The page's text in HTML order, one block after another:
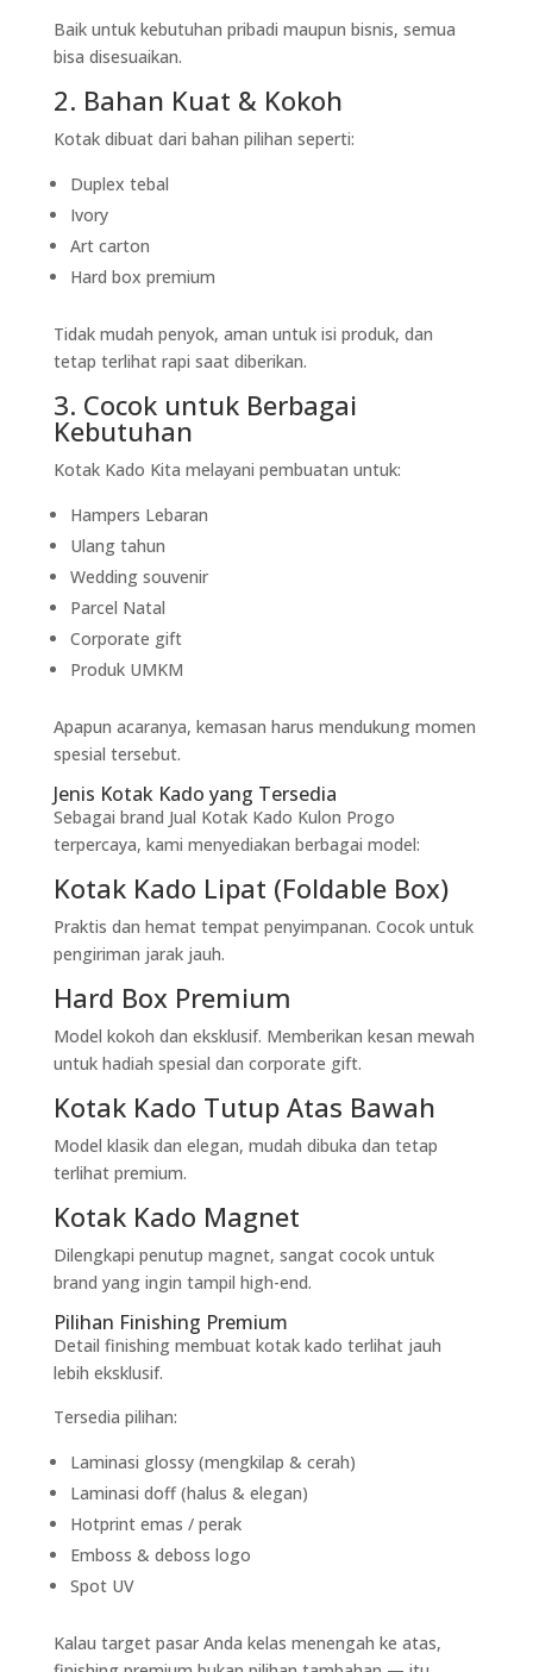
Baik untuk kebutuhan pribadi maupun bisnis, semua
bisa disesuaikan.
2. Bahan Kuat & Kokoh
Kotak dibuat dari bahan pilihan seperti:
Duplex tebal
Ivory
Art carton
Hard box premium
Tidak mudah penyok, aman untuk isi produk, dan
tetap terlihat rapi saat diberikan.
3. Cocok untuk Berbagai
Kebutuhan
Kotak Kado Kita melayani pembuatan untuk:
Hampers Lebaran
Ulang tahun
Wedding souvenir
Parcel Natal
Corporate gift
Produk UMKM
Apapun acaranya, kemasan harus mendukung momen
spesial tersebut.
Jenis Kotak Kado yang Tersedia
Sebagai brand Jual Kotak Kado Kulon Progo
terpercaya, kami menyediakan berbagai model:
Kotak Kado Lipat (Foldable Box)
Praktis dan hemat tempat penyimpanan. Cocok untuk
pengiriman jarak jauh.
Hard Box Premium
Model kokoh dan eksklusif. Memberikan kesan mewah
untuk hadiah spesial dan corporate gift.
Kotak Kado Tutup Atas Bawah
Model klasik dan elegan, mudah dibuka dan tetap
terlihat premium.
Kotak Kado Magnet
Dilengkapi penutup magnet, sangat cocok untuk
brand yang ingin tampil high-end.
Pilihan Finishing Premium
Detail finishing membuat kotak kado terlihat jauh
lebih eksklusif.
Tersedia pilihan:
Laminasi glossy (mengkilap & cerah)
Laminasi doff (halus & elegan)
Hotprint emas / perak
Emboss & deboss logo
Spot UV
Kalau target pasar Anda kelas menengah ke atas,